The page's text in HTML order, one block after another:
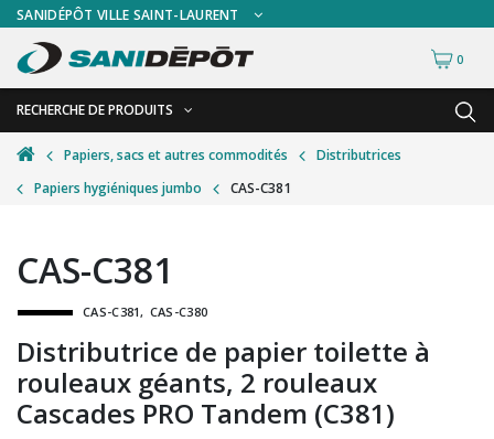
SANIDÉPÔT VILLE SAINT-LAURENT
0
RECHERCHE DE PRODUITS
RETOUR
Accessoires de sécurité
Accessoires pour le lavage de mur
Accessoires pour salles de bain
Alimentaire
Autres accessoires
RETOUR
Gants
Plexiglas
Signalisations
Test de diagnostic
Thermomètre
Papiers, sacs et autres commodités
Distributrices
Papiers hygiéniques jumbo
CAS-C381
CAS-C381
CAS-C381 CAS-C380
Distributrice de papier toilette à
rouleaux géants, 2 rouleaux
Cascades PRO Tandem (C381)